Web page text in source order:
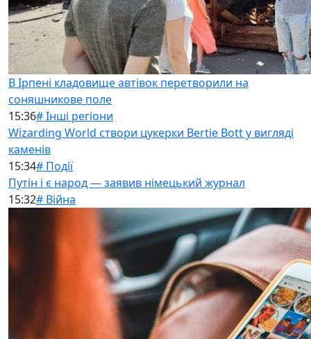
В Ірпені кладовище автівок перетворили на
соняшникове поле
15:36# Інші регіони
Wizarding World створи цукерки Bertie Bott у вигляді
каменів
15:34# Події
Путін і є народ — заявив німецький журнал
15:32# Війна